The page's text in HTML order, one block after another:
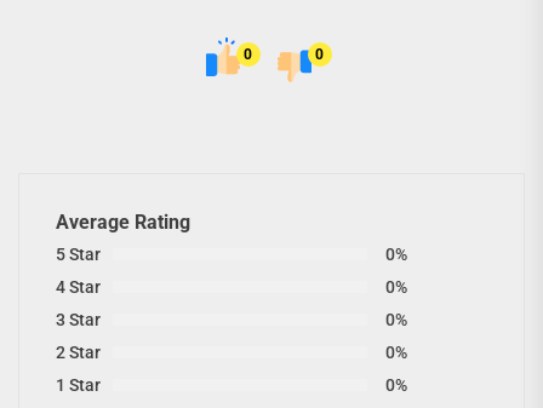
0 0
Average Rating
5 Star
0%
4 Star
0%
3 Star
0%
2 Star
0%
1 Star
0%